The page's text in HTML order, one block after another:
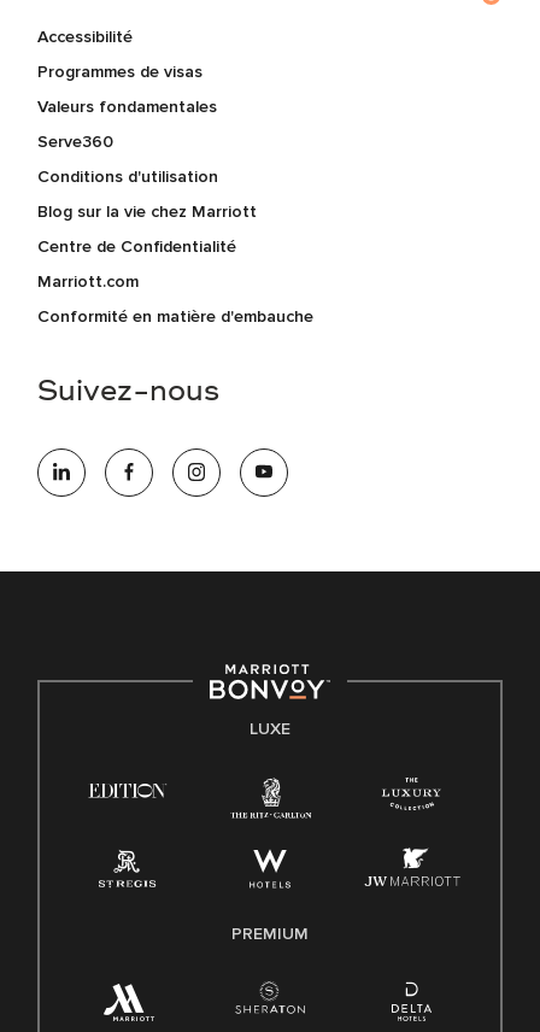
Accessibilité
Programmes de visas
Valeurs fondamentales
Serve360
Conditions d'utilisation
Blog sur la vie chez Marriott
Centre de Confidentialité
Marriott.com
Conformité en matière d'embauche
Suivez-nous
LUXE
PREMIUM